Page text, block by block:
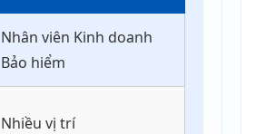
Nhân viên Kinh doanh
Bảo hiểm
Nhiều vị trí